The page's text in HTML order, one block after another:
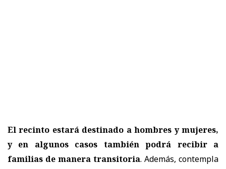
El recinto estará destinado a hombres y mujeres,
y en algunos casos también podrá recibir a
familias de manera transitoria. Además, contempla